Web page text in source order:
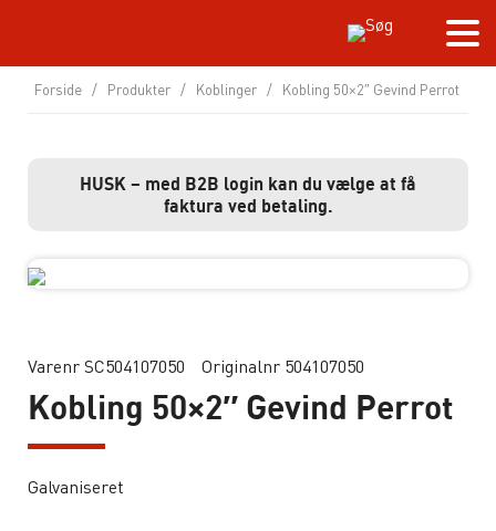
Forside / Produkter / Koblinger / Kobling 50×2″ Gevind Perrot
HUSK – med B2B login kan du vælge at få
faktura ved betaling.
Varenr SC504107050 Originalnr 504107050
Kobling 50×2″ Gevind Perrot
Galvaniseret